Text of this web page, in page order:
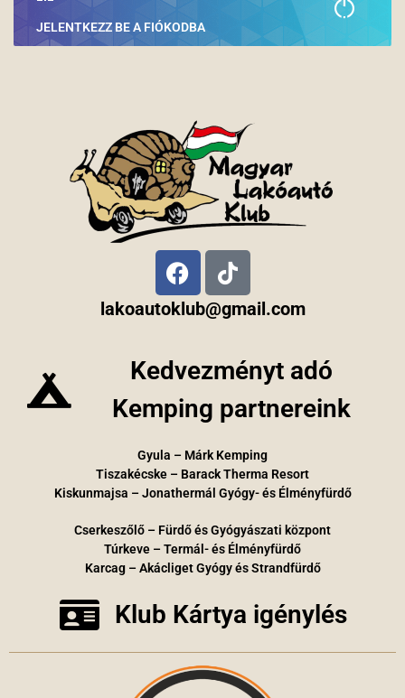
JELENTKEZZ BE A FIÓKODBA
lakoautoklub@gmail.com
Kedvezményt adó
Kemping partnereink
Gyula – Márk Kemping
Tiszakécske – Barack Therma Resort
Kiskunmajsa – Jonathermál Gyógy- és Élményfürdő
Cserkeszőlő – Fürdő és Gyógyászati központ
Túrkeve – Termál- és Élményfürdő
Karcag – Akácliget Gyógy és Strandfürdő
Klub Kártya igénylés